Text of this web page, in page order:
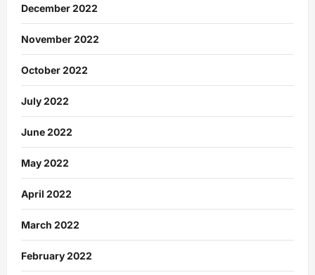
December 2022
November 2022
October 2022
July 2022
June 2022
May 2022
April 2022
March 2022
February 2022